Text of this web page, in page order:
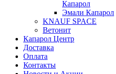
Капарол
Эмали Капарол
KNAUF SPACE
Ветонит
Капарол Центр
Доставка
Оплата
Контакты